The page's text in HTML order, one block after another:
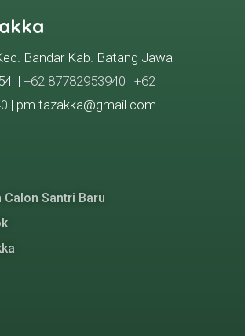
Bandar Kab. Batang Jawa
| +62 87782953940 | +62
| pm.tazakka@gmail.com
Santri Baru